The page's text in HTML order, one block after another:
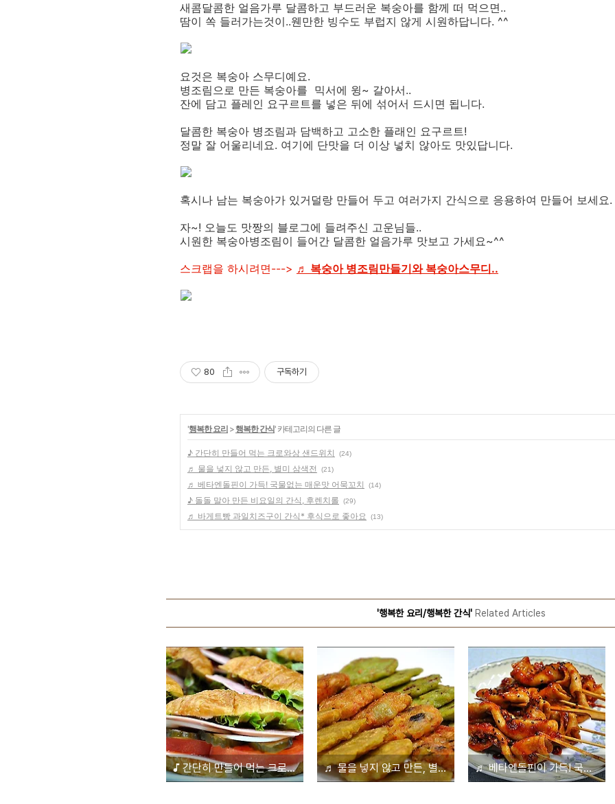
새콤달콤한 얼음가루 달콤하고 부드러운 복숭아를 함께 떠 먹으면..
땀이 쏙 들러가는것이..웬만한 빙수도 부럽지 않게 시원하답니다. ^^
요것은 복숭아 스무디예요.
병조림으로 만든 복숭아를 믹서에 윙~ 갈아서..
잔에 담고 플레인 요구르트를 넣은 뒤에 섞어서 드시면 됩니다.
달콤한 복숭아 병조림과 담백하고 고소한 플래인 요구르트!
정말 잘 어울리네요. 여기에 단맛을 더 이상 넣치 않아도 맛있답니다.
혹시나 남는 복숭아가 있거덜랑 만들어 두고 여러가지 간식으로 응용하여 만들어 보세요.
자~! 오늘도 맛짱의 블로그에 들려주신 고운님들..
시원한 복숭아병조림이 들어간 달콤한 얼음가루 맛보고 가세요~^^
스크랩을 하시려면---> ♬ 복숭아 병조림만들기와 복숭아스무디..
80 구독하기
'행복한 요리 >행복한 간식' 카테고리의 다른 글
♪ 간단히 만들어 먹는 크로와상 샌드위치 (24)
♬ 물을 넣지 않고 만든, 별미 삼색전 (21)
♬ 베타엔돌핀이 가득! 국물없는 매운맛 어묵꼬치 (14)
♪ 돌돌 말아 만든 비요일의 간식, 후렌치롤 (29)
♬ 바게트빵 과일치즈구이 간식* 후식으로 좋아요 (13)
'행복한 요리/행복한 간식' Related Articles
♪ 간단히 만들어 먹는 크로와상 샌드위치 ♬ 물을 넣지 않고 만든, 별미 삼색전 ♬ 베타엔돌핀이 가득! 국물없는 매운맛 어묵꼬치